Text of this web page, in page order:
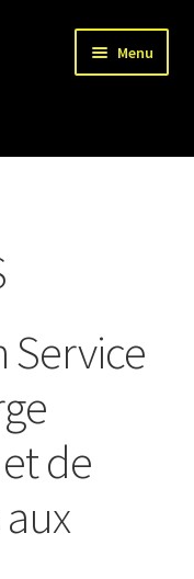
Menu
Service
de